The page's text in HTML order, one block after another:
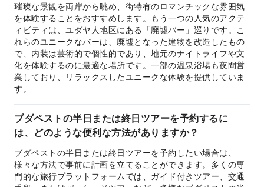
璀璨な景観を両岸から眺め、街特有のロマンチックな雰囲気
を体験することをおすすめします。もう一つの人気のアクテ
ィビティは、ユダヤ人地区にある「廃墟バー」巡りです。こ
れらのユニークなバーは、廃墟となった建物を改造したもの
で、内装は芸術的で個性的であり、地元のナイトライフや文
化を体験するのに最適な場所です。一部の温泉浴場も夜間営
業しており、リラックスしたユニークな体験を提供していま
す。
ブダペストの半日または終日ツアーを予約するに
は、どのような便利な方法がありますか？
ブダペストの半日または終日ツアーを予約したい場合は、
様々な方法で事前に計画を立てることができます。多くの専
門的な旅行プラットフォームでは、ガイド付きツアー、交通